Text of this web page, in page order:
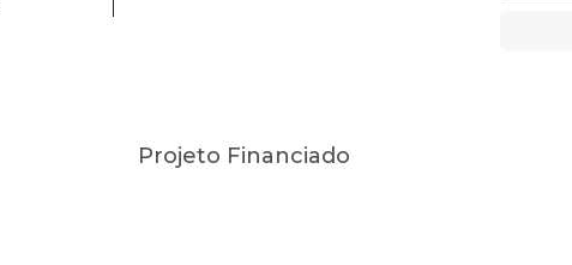
Projeto Financiado